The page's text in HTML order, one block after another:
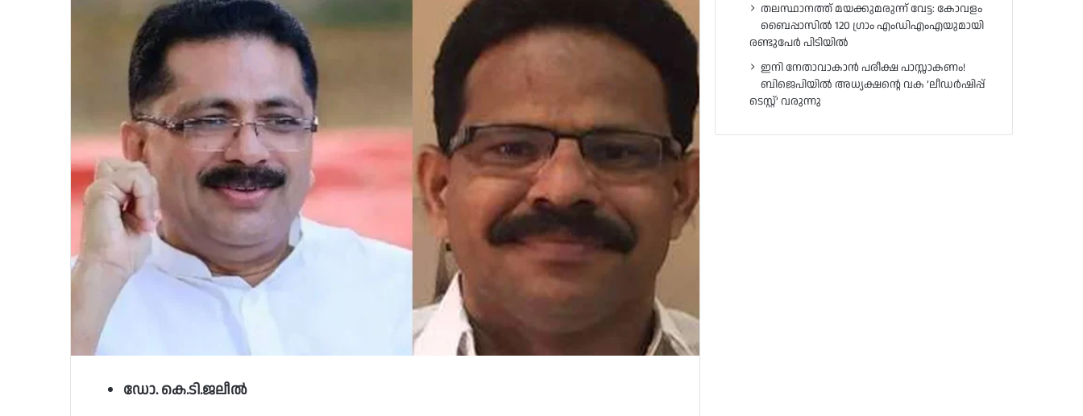
ഡോ. കെ.ടി.ജലീല്‍
തലസ്ഥാനത്ത് മയക്കുമരുന്ന് വേട്ട: കോവളം
ബൈപ്പാസിൽ 120 ഗ്രാം എംഡിഎംഎയുമായി
രണ്ടുപേർ പിടിയിൽ
ഇനി നേതാവാകാൻ പരീക്ഷ പാസ്സാകണം!
ബിജെപിയിൽ അധ്യക്ഷന്റെ വക ‘ലീഡർഷിപ്പ്
ടെസ്റ്റ്’ വരുന്നു